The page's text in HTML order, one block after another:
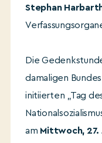
Stephan
Die
damaligen
initiierten „Tag
am Mittwoch, 27.